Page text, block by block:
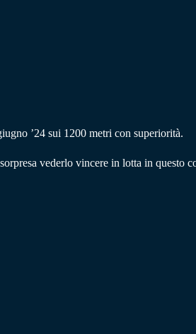
’24 sui 1200 metri con superiorità.
vederlo vincere in lotta in questo